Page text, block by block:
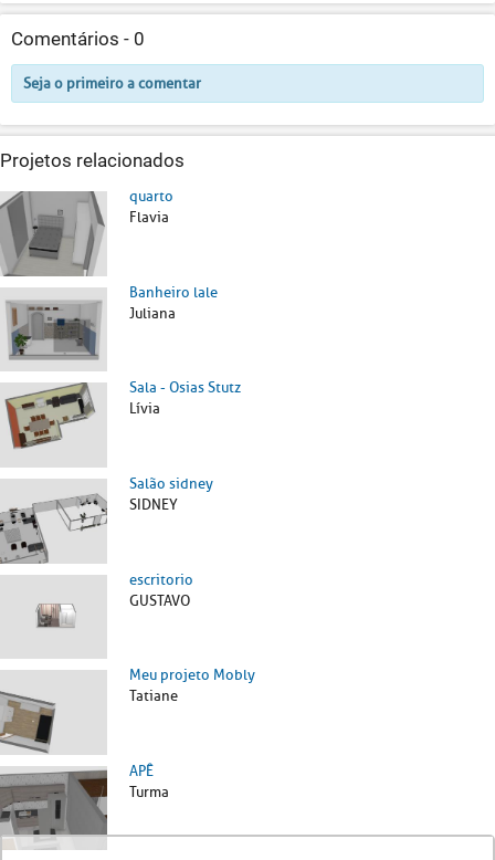
Comentários - 0
Seja o primeiro a comentar
Projetos relacionados
quarto
Flavia
Banheiro lale
Juliana
Sala - Osias Stutz
Lívia
Salão sidney
SIDNEY
escritorio
GUSTAVO
Meu projeto Mobly
Tatiane
APÊ
Turma